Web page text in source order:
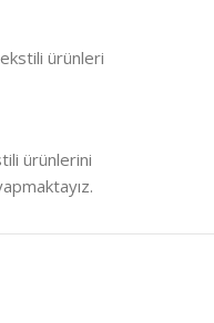
ürünleri
ürünlerini